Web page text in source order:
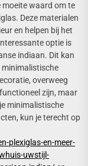
moeite waard om te
Deze materialen
en helpen bij het
optie is
indiaan. Dit kan
minimalistische
overweeg
zijn, maar
minimalistische
kun je terecht op
plexiglas-en-meer-
uwstijl-